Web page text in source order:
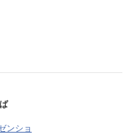
ンショ